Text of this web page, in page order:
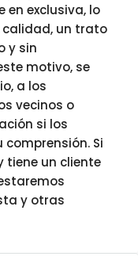
en exclusiva, lo
calidad, un trato
y sin
motivo, se
a los
vecinos o
si los
Si
tiene un cliente
y otras